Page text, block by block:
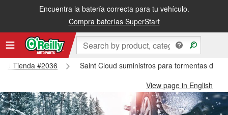
Encuentra la batería correcta para tu vehículo.
Compra baterías SuperStart
Tienda #2036
Saint Cloud suministros para tormentas de
View page in English